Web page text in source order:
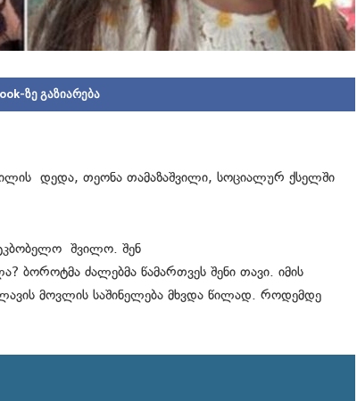
ზე გაზიარება
დედა, თეონა თამაზაშვილი, სოციალურ ქსელში
შვილო. შენ
ძალებმა წამართვეს შენი თავი. იმის
მოვლის საშინელება მხვდა წილად. როდემდე